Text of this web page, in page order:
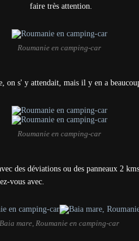
faire très attention.
Roumanie en camping-car
on s' y attendait, mais il y en a
Roumanie en camping-car
des déviations ou des panneaux 2
vous avec.
Baia mare, Roumanie en camping-car